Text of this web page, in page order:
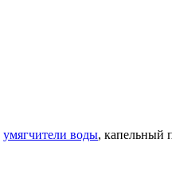
умягчители воды, капельный